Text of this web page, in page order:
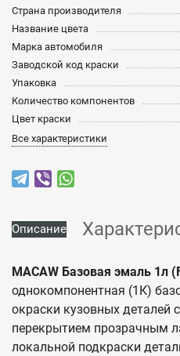
Страна производителя
Название цвета
Марка автомобиля
Заводской код краски
Упаковка
Количество компонентов
Цвет краски
Все характеристики
Описание
MACAW Базовая эмаль 1л
однокомпонентная (1К)
окраски кузовных деталей
перекрытием прозрачным
локальной подкраски